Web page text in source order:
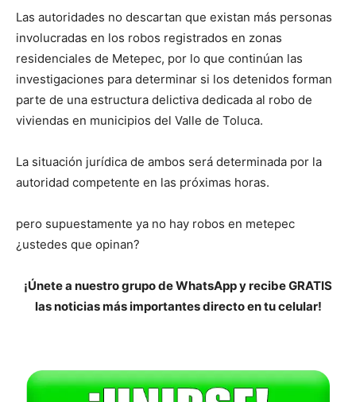
Las autoridades no descartan que existan más personas
involucradas en los robos registrados en zonas
residenciales de Metepec, por lo que continúan las
investigaciones para determinar si los detenidos forman
parte de una estructura delictiva dedicada al robo de
viviendas en municipios del Valle de Toluca.
La situación jurídica de ambos será determinada por la
autoridad competente en las próximas horas.
pero supuestamente ya no hay robos en metepec
¿ustedes que opinan?
¡Únete a nuestro grupo de WhatsApp y recibe GRATIS
las noticias más importantes directo en tu celular!